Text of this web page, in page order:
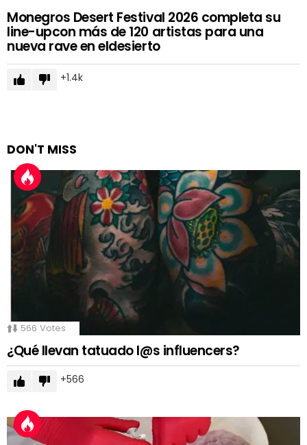
Monegros Desert Festival 2026 completa su
line-upcon más de 120 artistas para una
nueva rave en eldesierto
1.4k
DON'T MISS
566 Votes
¿Qué llevan tatuado l@s influencers?
566